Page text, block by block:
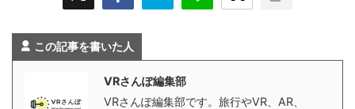
この記事を書いた人
VRさんぽ編集部
VRさんぽ編集部です。旅行やVR、AR、